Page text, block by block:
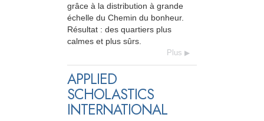
grâce à la distribution à grande
échelle du Chemin du bonheur.
Résultat : des quartiers plus
calmes et plus sûrs.
Plus
APPLIED
SCHOLASTICS
INTERNATIONAL